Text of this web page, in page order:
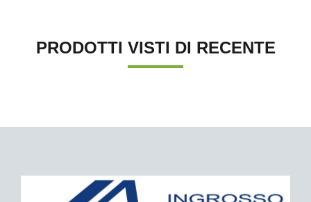
PRODOTTI VISTI DI RECENTE